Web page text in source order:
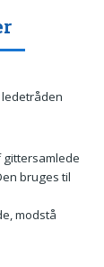
gittersamlede
bruges til
modstå